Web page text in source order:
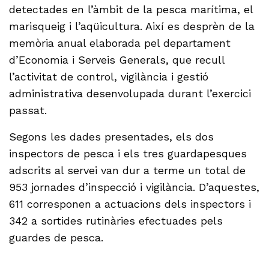
detectades en l’àmbit de la pesca marítima, el
marisqueig i l’aqüicultura. Així es desprèn de la
memòria anual elaborada pel departament
d’Economia i Serveis Generals, que recull
l’activitat de control, vigilància i gestió
administrativa desenvolupada durant l’exercici
passat.
Segons les dades presentades, els dos
inspectors de pesca i els tres guardapesques
adscrits al servei van dur a terme un total de
953 jornades d’inspecció i vigilància. D’aquestes,
611 corresponen a actuacions dels inspectors i
342 a sortides rutinàries efectuades pels
guardes de pesca.